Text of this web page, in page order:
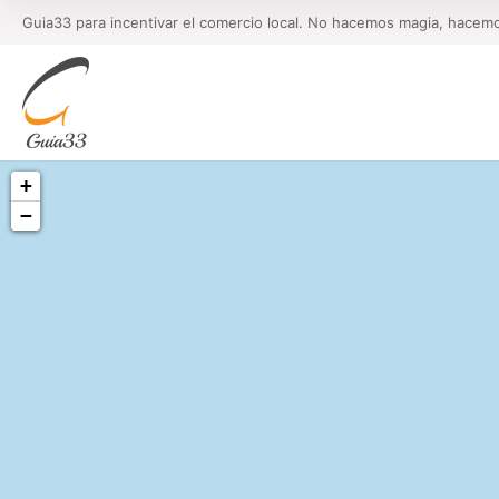
Guia33 para incentivar el comercio local. No hacemos magia,
+
−